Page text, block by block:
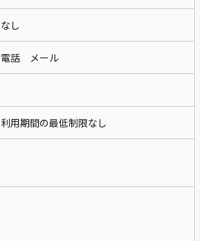
なし
電話 メール
利用期間の最低制限なし